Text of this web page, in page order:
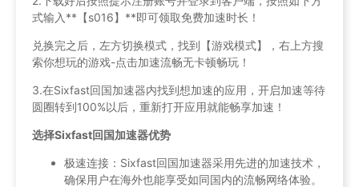
式输入**【s016】**即可领取免费加速时长！
兑换完之后，左方切换模式，找到【游戏模式】，右上方搜
索你想玩的游戏-点击加速流畅无卡顿畅玩！
3.在Sixfast回国加速器内找到想加速的应用，开启加速等待
圆圈转到100%以后，重新打开应用就能畅享加速！
选择Sixfast回国加速器优势
极速连接：Sixfast回国加速器采用先进的加速技术，
确保用户在海外也能享受如同国内的流畅网络体验。